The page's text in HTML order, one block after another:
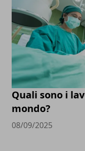
Quali sono i
mondo?
08/09/2025